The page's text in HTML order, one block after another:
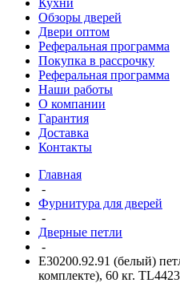
Кухни
Обзоры дверей
Двери оптом
Реферальная программа
Покупка в рассрочку
Реферальная программа
Наши работы
О компании
Гарантия
Доставка
Контакты
Главная
-
Фурнитура для дверей
-
Дверные петли
-
E30200.92.91 (белый)
комплекте), 60 кг.